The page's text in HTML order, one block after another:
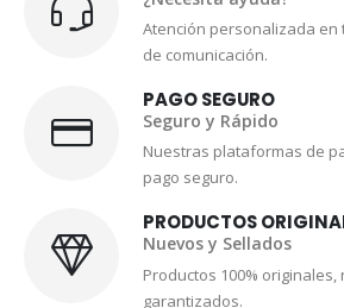
Atención personalizada
de comunicación.
PAGO SEGURO
Seguro y Rápido
Nuestras plataformas de
pago seguro.
PRODUCTOS
Nuevos y Sellados